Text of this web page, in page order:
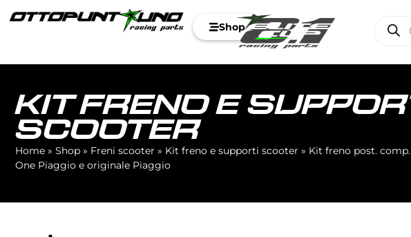
Shop
KIT FRENO E
SCOOTER
Home » Shop » Freni scooter » Kit freno e supporti scooter » Kit freno post. comp.
One Piaggio e originale Piaggio